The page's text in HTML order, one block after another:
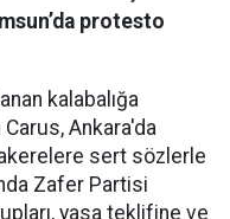
protesto
kalabalığa
Ankara'da
sert sözlerle
Zafer Partisi
yasa teklifine ve